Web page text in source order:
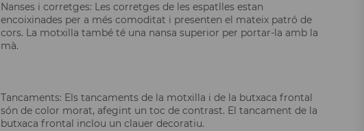
Nanses i corretges: Les corretges de les espatlles estan
encoixinades per a més comoditat i presenten el mateix patró de
cors. La motxilla també té una nansa superior per portar-la amb la
mà.
Tancaments: Els tancaments de la motxilla i de la butxaca frontal
són de color morat, afegint un toc de contrast. El tancament de la
butxaca frontal inclou un clauer decoratiu.